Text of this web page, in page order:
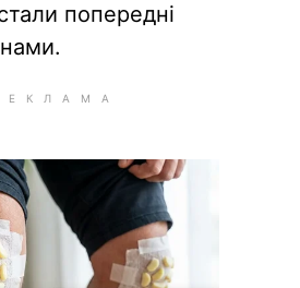
попередні